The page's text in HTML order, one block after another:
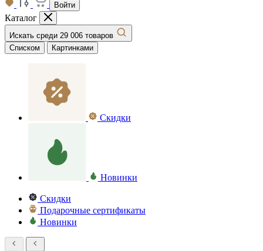
Войти
Каталог
Искать среди 29 006 товаров
Списком
Картинками
Скидки
Новинки
Скидки
Подарочные сертификаты
Новинки